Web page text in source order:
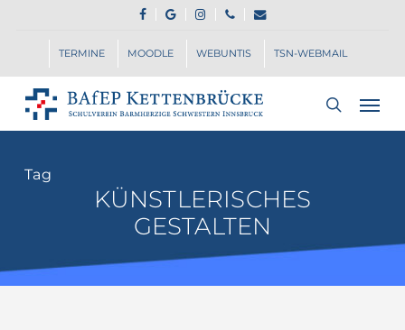
content
FACEBOOK
GOOGLE-
PLUS
INSTAGRAM
PHONEEMAIL
TERMINE MOODLE WEBUNTIS TSN-WEBMAIL
search
Menu
Tag
KÜNSTLERISCHES
GESTALTEN